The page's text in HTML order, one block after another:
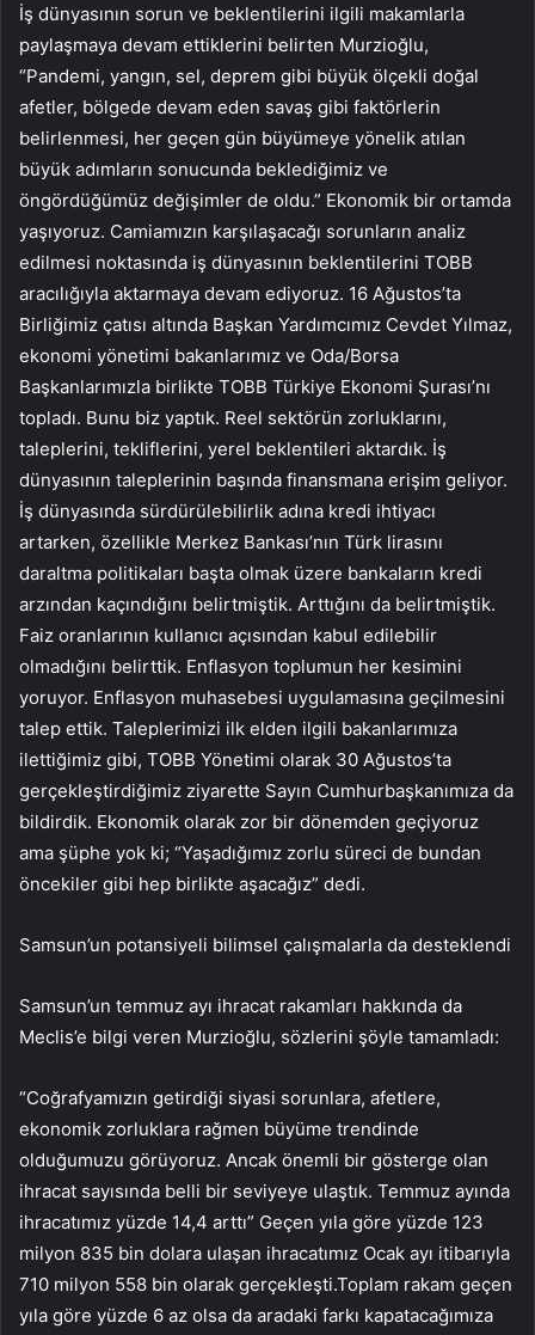
İş dünyasının sorun ve beklentilerini ilgili makamlarla
paylaşmaya devam ettiklerini belirten Murzioğlu,
“Pandemi, yangın, sel, deprem gibi büyük ölçekli doğal
afetler, bölgede devam eden savaş gibi faktörlerin
belirlenmesi, her geçen gün büyümeye yönelik atılan
büyük adımların sonucunda beklediğimiz ve
öngördüğümüz değişimler de oldu.” Ekonomik bir ortamda
yaşıyoruz. Camiamızın karşılaşacağı sorunların analiz
edilmesi noktasında iş dünyasının beklentilerini TOBB
aracılığıyla aktarmaya devam ediyoruz. 16 Ağustos’ta
Birliğimiz çatısı altında Başkan Yardımcımız Cevdet Yılmaz,
ekonomi yönetimi bakanlarımız ve Oda/Borsa
Başkanlarımızla birlikte TOBB Türkiye Ekonomi Şurası’nı
topladı. Bunu biz yaptık. Reel sektörün zorluklarını,
taleplerini, tekliflerini, yerel beklentileri aktardık. İş
dünyasının taleplerinin başında finansmana erişim geliyor.
İş dünyasında sürdürülebilirlik adına kredi ihtiyacı
artarken, özellikle Merkez Bankası’nın Türk lirasını
daraltma politikaları başta olmak üzere bankaların kredi
arzından kaçındığını belirtmiştik. Arttığını da belirtmiştik.
Faiz oranlarının kullanıcı açısından kabul edilebilir
olmadığını belirttik. Enflasyon toplumun her kesimini
yoruyor. Enflasyon muhasebesi uygulamasına geçilmesini
talep ettik. Taleplerimizi ilk elden ilgili bakanlarımıza
ilettiğimiz gibi, TOBB Yönetimi olarak 30 Ağustos’ta
gerçekleştirdiğimiz ziyarette Sayın Cumhurbaşkanımıza da
bildirdik. Ekonomik olarak zor bir dönemden geçiyoruz
ama şüphe yok ki; “Yaşadığımız zorlu süreci de bundan
öncekiler gibi hep birlikte aşacağız” dedi.
Samsun’un potansiyeli bilimsel çalışmalarla da desteklendi
Samsun’un temmuz ayı ihracat rakamları hakkında da
Meclis’e bilgi veren Murzioğlu, sözlerini şöyle tamamladı:
“Coğrafyamızın getirdiği siyasi sorunlara, afetlere,
ekonomik zorluklara rağmen büyüme trendinde
olduğumuzu görüyoruz. Ancak önemli bir gösterge olan
ihracat sayısında belli bir seviyeye ulaştık. Temmuz ayında
ihracatımız yüzde 14,4 arttı” Geçen yıla göre yüzde 123
milyon 835 bin dolara ulaşan ihracatımız Ocak ayı itibarıyla
710 milyon 558 bin olarak gerçekleşti.Toplam rakam geçen
yıla göre yüzde 6 az olsa da aradaki farkı kapatacağımıza